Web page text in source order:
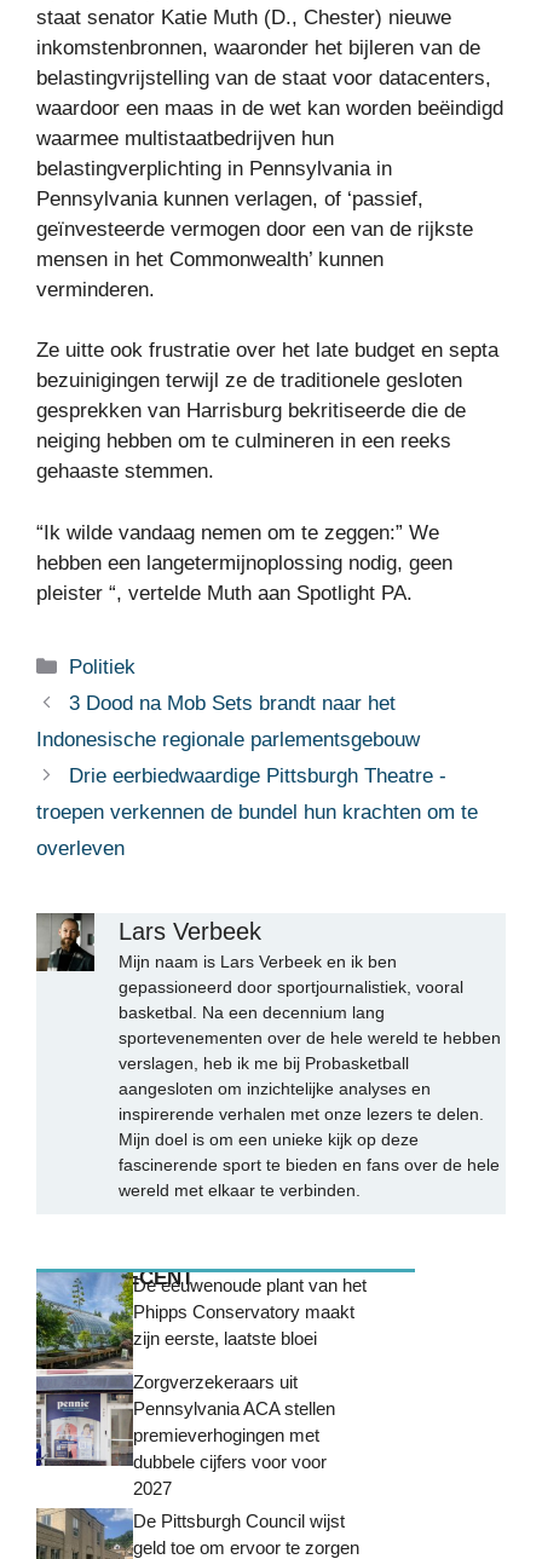
staat senator Katie Muth (D., Chester) nieuwe
inkomstenbronnen, waaronder het bijleren van de
belastingvrijstelling van de staat voor datacenters,
waardoor een maas in de wet kan worden beëindigd
waarmee multistaatbedrijven hun
belastingverplichting in Pennsylvania in
Pennsylvania kunnen verlagen, of ‘passief,
geïnvesteerde vermogen door een van de rijkste
mensen in het Commonwealth’ kunnen
verminderen.
Ze uitte ook frustratie over het late budget en septa
bezuinigingen terwijl ze de traditionele gesloten
gesprekken van Harrisburg bekritiseerde die de
neiging hebben om te culmineren in een reeks
gehaaste stemmen.
“Ik wilde vandaag nemen om te zeggen:” We
hebben een langetermijnoplossing nodig, geen
pleister “, vertelde Muth aan Spotlight PA.
Categorieën
Politiek
3 Dood na Mob Sets brandt naar het
Indonesische regionale parlementsgebouw
Drie eerbiedwaardige Pittsburgh Theatre -
troepen verkennen de bundel hun krachten om te
overleven
Lars Verbeek
Mijn naam is Lars Verbeek en ik ben
gepassioneerd door sportjournalistiek, vooral
basketbal. Na een decennium lang
sportevenementen over de hele wereld te hebben
verslagen, heb ik me bij Probasketball
aangesloten om inzichtelijke analyses en
inspirerende verhalen met onze lezers te delen.
Mijn doel is om een unieke kijk op deze
fascinerende sport te bieden en fans over de hele
wereld met elkaar te verbinden.
MEEST RECENTDe eeuwenoude plant van het
Phipps Conservatory maakt
zijn eerste, laatste bloei
Zorgverzekeraars uit
Pennsylvania ACA stellen
premieverhogingen met
dubbele cijfers voor voor
2027
De Pittsburgh Council wijst
geld toe om ervoor te zorgen